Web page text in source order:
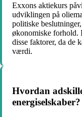
Exxons aktiekurs
udviklingen på
politiske
økonomiske forhold.
disse faktorer, da de
værdi.
Hvordan
energiselskaber?